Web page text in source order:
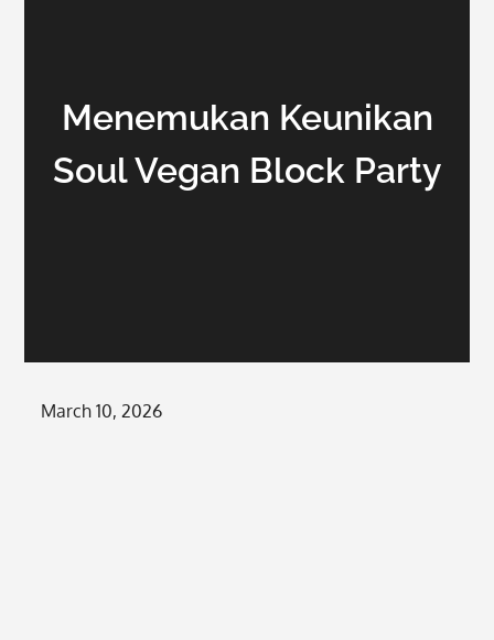
Menemukan Keunikan
Soul Vegan Block Party
Posted
March 10, 2026